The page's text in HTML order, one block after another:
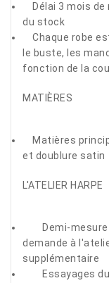
Délai 3 mois de
du stock
Chaque robe
le buste, les
fonction de la
MATIÈRES
Matières
et doublure satin
L'ATELIER HARPE
Demi-mesure
demande à
supplémentaire
Essayages du